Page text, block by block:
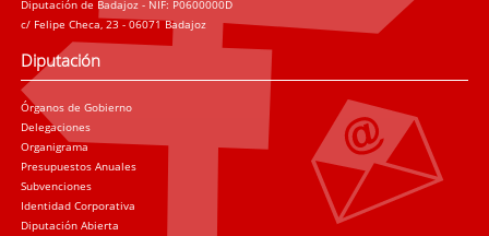
Diputación de Badajoz - NIF: P0600000D
c/ Felipe Checa, 23 - 06071 Badajoz
Diputación
Órganos de Gobierno
Delegaciones
Organigrama
Presupuestos Anuales
Subvenciones
Identidad Corporativa
Diputación Abierta